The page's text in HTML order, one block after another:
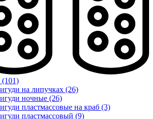
(101)
на липучках (26)
ночные (26)
пластмассовые на краб (3)
пластмассовый (9)